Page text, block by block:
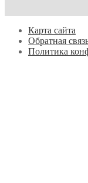
Карта сайта
Обратная
Политика